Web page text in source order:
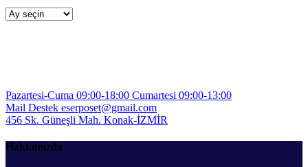
BLOGLAR
Pazartesi-Cuma 09:00-18:00 Cumartesi 09:00-13:00
Mail Destek eserposet@gmail.com
456 Sk. Güneşli Mah. Konak-İZMİR
Hakkımızda